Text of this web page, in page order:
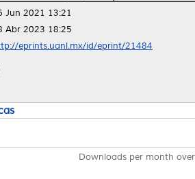
Jun 2021 13:21
Abr 2023 18:25
eprints.uanl.mx/id/eprint/21484
Downloads per month